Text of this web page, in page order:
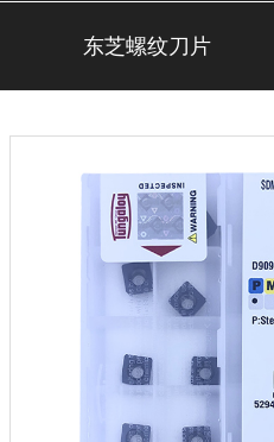
东芝螺纹刀片